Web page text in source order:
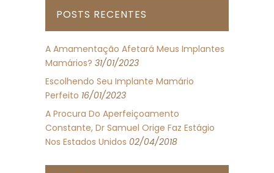
POSTS RECENTES
A Amamentação Afetará Meus Implantes
Mamários? 31/01/2023
Escolhendo Seu Implante Mamário
Perfeito 16/01/2023
A Procura Do Aperfeiçoamento
Constante, Dr Samuel Orige Faz Estágio
Nos Estados Unidos 02/04/2018